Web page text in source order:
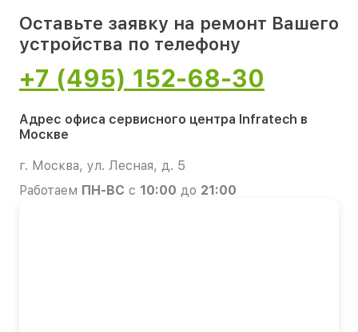
Оставьте заявку на ремонт Вашего
устройства по телефону
+7 (495) 152-68-30
Адрес офиса сервисного центра Infratech в
Москве
г. Москва, ул. Лесная, д. 5
Работаем ПН-ВС с 10:00 до 21:00